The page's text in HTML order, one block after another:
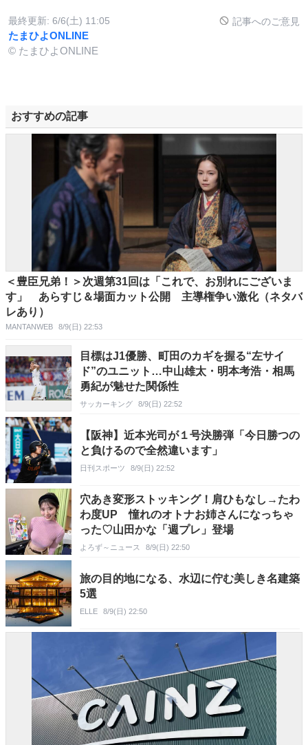
最終更新: 6/6(土) 11:05 記事へのご意見
たまひよONLINE
© たまひよONLINE
おすすめの記事
＜豊臣兄弟！＞次週第31回は「これで、お別れにございま
す」 ​​あらすじ＆場面カット公開 主導権争い激化（ネタバ
レあり）
MANTANWEB 8/9(日) 22:53
目標はJ1優勝、町田のカギを握る“左サイ
ド”のユニット…中山雄太・明本考浩・相馬
勇紀が魅せた関係性
サッカーキング 8/9(日) 22:52
【阪神】近本光司が１号決勝弾「今日勝つの
と負けるので全然違います」
日刊スポーツ 8/9(日) 22:52
穴あき変形ストッキング！肩ひもなし→たわ
わ度UP 憧れのオトナお姉さんになっちゃ
った♡山田かな「週プレ」登場
よろず～ニュース 8/9(日) 22:50
旅の目的地になる、水辺に佇む美しき名建築
5選
ELLE 8/9(日) 22:50